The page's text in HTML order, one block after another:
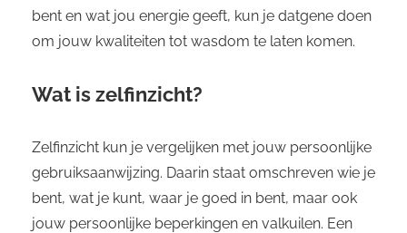
bent en wat jou energie geeft, kun je datgene doen
om jouw kwaliteiten tot wasdom te laten komen.
Wat is zelfinzicht?
Zelfinzicht kun je vergelijken met jouw persoonlijke
gebruiksaanwijzing. Daarin staat omschreven wie je
bent, wat je kunt, waar je goed in bent, maar ook
jouw persoonlijke beperkingen en valkuilen. Een